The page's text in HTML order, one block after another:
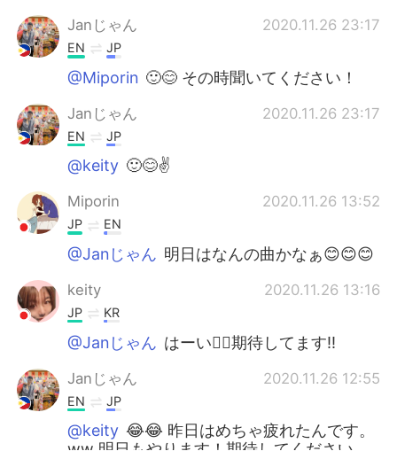
Janじゃん 2020.11.26 23:17
EN JP
@Miporin 🙂😊 その時聞いてください！
Janじゃん 2020.11.26 23:17
EN JP
@keity 🙂😊✌️
Miporin 2020.11.26 13:52
JP EN
@Janじゃん 明日はなんの曲かなぁ😊😊😊
keity 2020.11.26 13:16
JP KR
@Janじゃん はーい🙋‍♀️期待してます‼️
Janじゃん 2020.11.26 12:55
EN JP
@keity 😂😂 昨日はめちゃ疲れたんです。
ww 明日もやります！期待してください